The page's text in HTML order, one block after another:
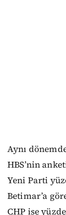
Aynı
HBS’nin
Yeni Parti
Betimar’a
CHP ise